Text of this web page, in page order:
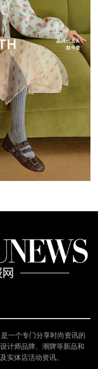
一个专门分享时尚资讯的
计师品牌、潮牌等新品和
实体店活动资讯。